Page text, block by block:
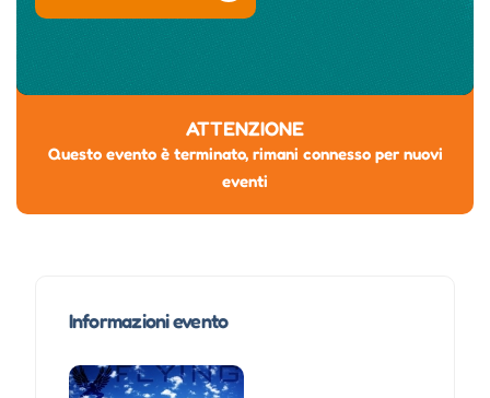
ATTENZIONE
Questo evento è terminato, rimani connesso per nuovi
eventi
Informazioni evento